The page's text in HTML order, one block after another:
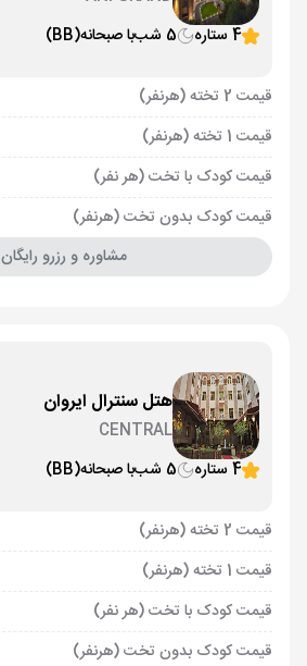
4 ستاره
5 شب با صبحانه(BB)
قیمت 2 تخته (هرنفر)
قیمت 1 تخته (هرنفر)
قیمت کودک با تخت (هر نفر)
قیمت کودک بدون تخت (هرنفر)
مشاوره و رزرو رایگان
هتل سنترال ایروان
CENTRAL
4 ستاره
5 شب با صبحانه(BB)
قیمت 2 تخته (هرنفر)
قیمت 1 تخته (هرنفر)
قیمت کودک با تخت (هر نفر)
قیمت کودک بدون تخت (هرنفر)